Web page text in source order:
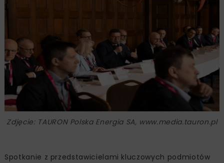
Zdjęcie: TAURON Polska Energia SA, www.media.tauron.pl
Spotkanie z przedstawicielami kluczowych podmiotów